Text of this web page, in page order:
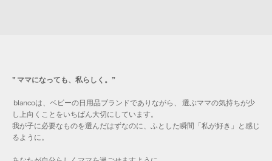
" ママになっても、私らしく。”
blancoは、ベビーの日用品ブランドでありながら、 選ぶママの気持ちが少
し上向くことをいちばん大切にしています。
我が子に必要なものを選んだはずなのに、ふとした瞬間「私が好き」と感じ
るように。